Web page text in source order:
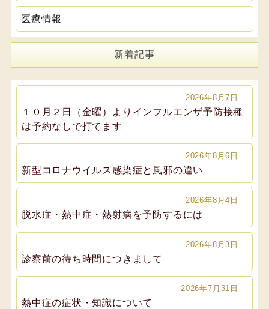
医療情報
新着記事
2026年8月7日
１０月２日（金曜）よりインフルエンザ予防接種
は予約なしで打てます
2026年8月6日
新型コロナウイルス感染症と風邪の違い
2026年8月4日
脱水症・熱中症・熱射病を予防するには
2026年8月3日
診察前の待ち時間につきまして
2026年7月31日
熱中症の症状・知識について